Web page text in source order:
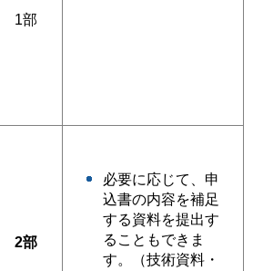
1部
2部
必要に応じて、申
込書の内容を補足
する資料を提出す
ることもできま
す。（技術資料・